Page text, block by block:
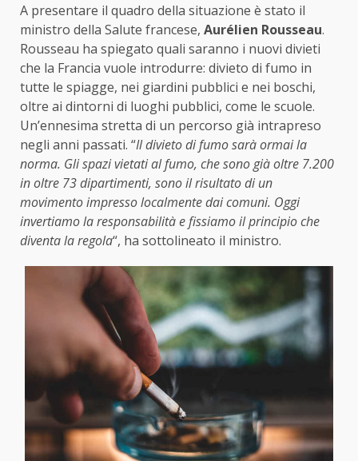
A presentare il quadro della situazione è stato il
ministro della Salute francese, Aurélien Rousseau.
Rousseau ha spiegato quali saranno i nuovi divieti
che la Francia vuole introdurre: divieto di fumo in
tutte le spiagge, nei giardini pubblici e nei boschi,
oltre ai dintorni di luoghi pubblici, come le scuole.
Un’ennesima stretta di un percorso già intrapreso
negli anni passati. “Il divieto di fumo sarà ormai la
norma. Gli spazi vietati al fumo, che sono già oltre 7.200
in oltre 73 dipartimenti, sono il risultato di un
movimento impresso localmente dai comuni. Oggi
invertiamo la responsabilità e fissiamo il principio che
diventa la regola“, ha sottolineato il ministro.